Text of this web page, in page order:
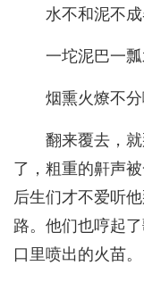
水不和泥不
一坨泥巴一
烟熏火燎不分
翻来覆去，
了，粗重的鼾声
后生们才不爱听
路。他们也哼起
口里喷出的火苗。